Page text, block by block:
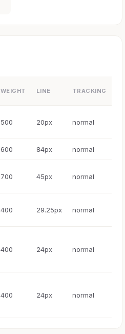
WEIGHT LINE TRACKING
500 20px normal
600 84px normal
700 45px normal
400 29.25px normal
400 24px normal
400 24px normal